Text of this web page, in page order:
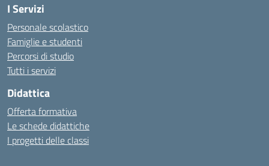
I Servizi
Personale scolastico
Famiglie e studenti
Percorsi di studio
Tutti i servizi
Didattica
Offerta formativa
Le schede didattiche
I progetti delle classi